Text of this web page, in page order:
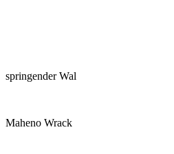
springender Wal
Maheno Wrack